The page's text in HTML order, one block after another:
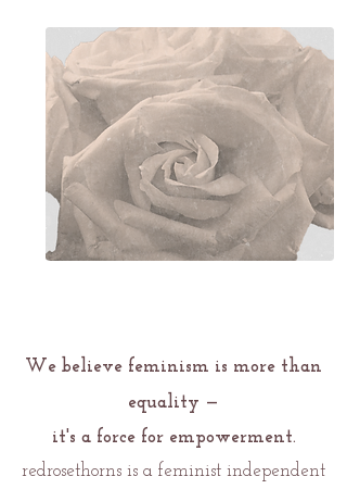
We believe feminism is more than
equality —
it's a force for empowerment.
redrosethorns is a feminist independent